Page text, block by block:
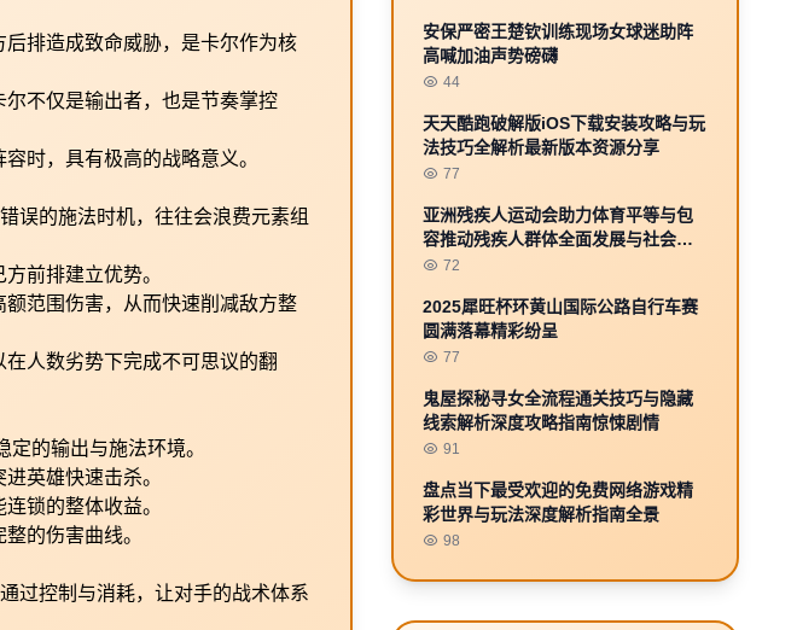
排造成致命威胁，是卡尔作为核
不仅是输出者，也是节奏掌控
时，具有极高的战略意义。
误的施法时机，往往会浪费元素组
前排建立优势。
范围伤害，从而快速削减敌方整
人数劣势下完成不可思议的翻
定的输出与施法环境。
英雄快速击杀。
锁的整体收益。
的伤害曲线。
过控制与消耗，让对手的战术体系
安保严密王楚钦训练现场女球迷助阵
高喊加油声势磅礴
44
天天酷跑破解版iOS下载安装攻略与玩
法技巧全解析最新版本资源分享
77
亚洲残疾人运动会助力体育平等与包
容推动残疾人群体全面发展与社会融
入 72
2025犀旺杯环黄山国际公路自行车赛
圆满落幕精彩纷呈
77
鬼屋探秘寻女全流程通关技巧与隐藏
线索解析深度攻略指南惊悚剧情
91
盘点当下最受欢迎的免费网络游戏精
彩世界与玩法深度解析指南全景
98